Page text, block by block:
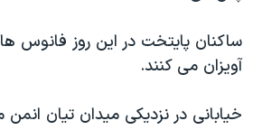
چهل سال گروگان‌گیری
قانون شفافیت دارائی کادر رهبری ایران
ساکنان پايتخت در اين روز فانوس
آويزان می کنند.
خيابانی در نزديکی ميدان تيان